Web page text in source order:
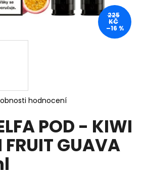
hodnocení
POD - KIWI
FRUIT GUAVA
225
KČ
–16 %